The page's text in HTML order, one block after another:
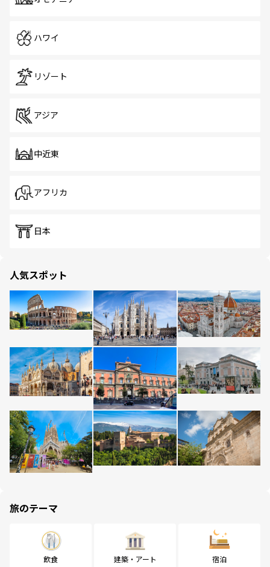
ハワイ
リゾート
アジア
中近東
アフリカ
日本
人気スポット
旅のテーマ
飲食 建築・アート 宿泊